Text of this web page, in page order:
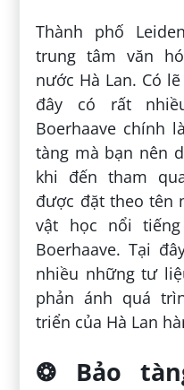
Thành phố
trung tâm văn
nước Hà Lan. Có
đây có rất
Boerhaave chính
tàng mà bạn nên
khi đến tham
được đặt theo tên
vật học nổi
Boerhaave. Tại
nhiều những tư
phản ánh quá
triển của Hà Lan
❂ Bảo